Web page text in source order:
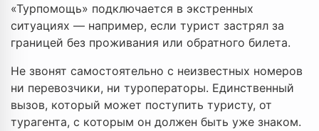
«Турпомощь» подключается в экстренных
ситуациях — например, если турист застрял за
границей без проживания или обратного билета.
Не звонят самостоятельно с неизвестных номеров
ни перевозчики, ни туроператоры. Единственный
вызов, который может поступить туристу, от
турагента, с которым он должен быть уже знаком.